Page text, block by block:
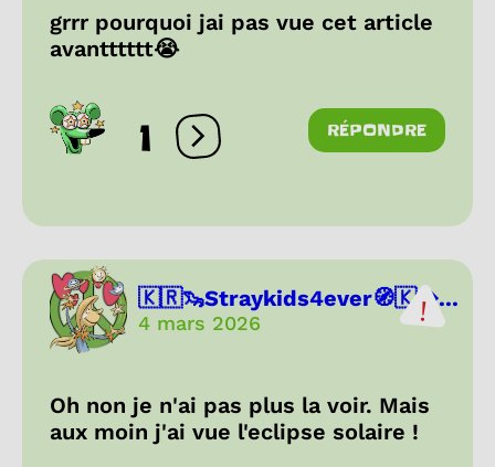
grrr pourquoi jai pas vue cet article
avantttttt😭
1 Ouvrir les réactions
RÉPONDRE
🇰🇷🦦Straykids4ever🧭🇰...
4 mars 2026
Oh non je n'ai pas plus la voir. Mais
aux moin j'ai vue l'eclipse solaire !